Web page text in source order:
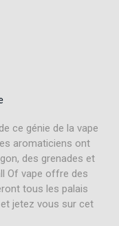
ce génie de la vape
aromaticiens ont
des grenades et
Of vape offre des
tous les palais
jetez vous sur cet